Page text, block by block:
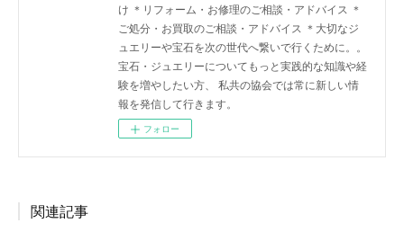
け ＊リフォーム・お修理のご相談・アドバイス ＊
ご処分・お買取のご相談・アドバイス ＊大切なジ
ュエリーや宝石を次の世代へ繋いで行くために。。
宝石・ジュエリーについてもっと実践的な知識や経
験を増やしたい方、 私共の協会では常に新しい情
報を発信して行きます。
フォロー
関連記事